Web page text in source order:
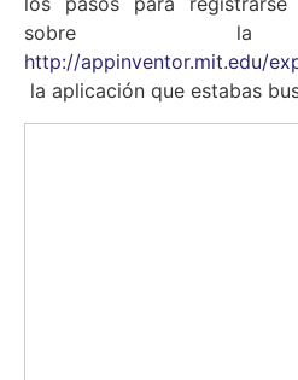
sobre la
http://appinventor.mit.edu/
la aplicación que estabas